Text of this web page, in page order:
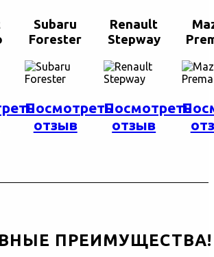
Subaru
Forester
Посмотреть
отзыв
Renault
Stepway
Посмотреть
отзыв
ПРЕИМУЩЕСТВА!